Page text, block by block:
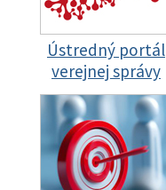
Ústredný portál
verejnej správy